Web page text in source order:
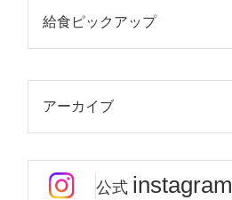
給食ピックアップ
アーカイブ
公式 instagram